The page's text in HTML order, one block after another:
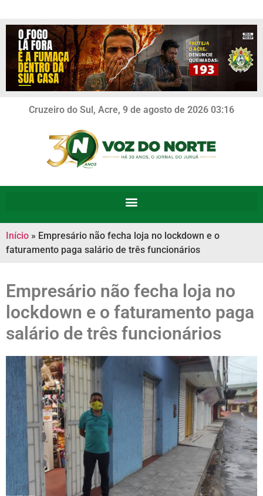
Cruzeiro do Sul, Acre, 9 de agosto de 2026 03:16
Início » Empresário não fecha loja no lockdown e o
faturamento paga salário de três funcionários
Empresário não fecha loja no
lockdown e o faturamento paga
salário de três funcionários